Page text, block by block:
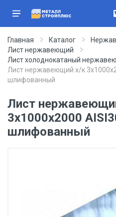
Главная Каталог
Лист нержавеющий
Лист холоднокатаный
Лист нержавеющий х/к
шлифованный
Лист
3х1000х2000
шлифованный